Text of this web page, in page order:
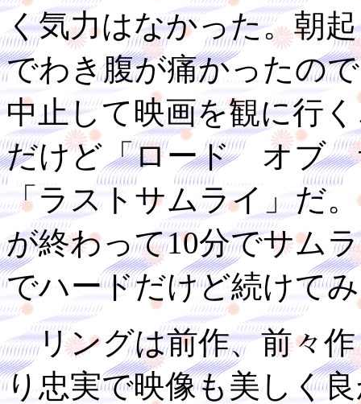
く気力はなかった。朝
でわき腹が痛かったの
中止して映画を観に行
だけど「ロード オブ
「ラストサムライ」だ
が終わって10分でサム
でハードだけど続けて
リングは前作、前々作
り忠実で映像も美しく